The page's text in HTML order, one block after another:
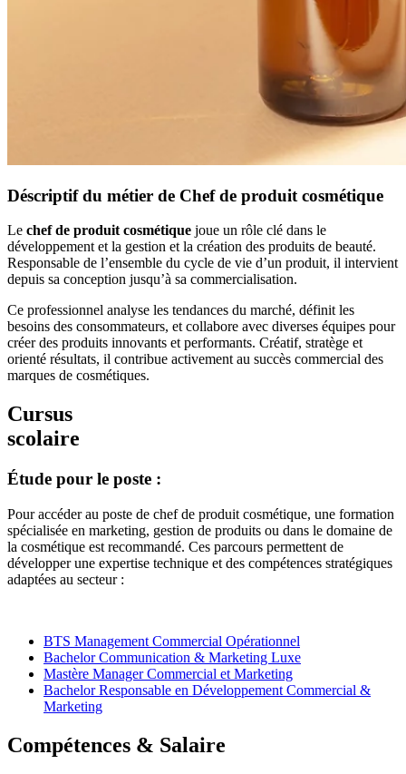
Déscriptif du métier de Chef de produit cosmétique
Le chef de produit cosmétique joue un rôle clé dans le
développement et la gestion et la création des produits de beauté.
Responsable de l’ensemble du cycle de vie d’un produit, il intervient
depuis sa conception jusqu’à sa commercialisation.
Ce professionnel analyse les tendances du marché, définit les
besoins des consommateurs, et collabore avec diverses équipes pour
créer des produits innovants et performants. Créatif, stratège et
orienté résultats, il contribue activement au succès commercial des
marques de cosmétiques.
Cursus
scolaire
Étude pour le poste :
Pour accéder au poste de chef de produit cosmétique, une formation
spécialisée en marketing, gestion de produits ou dans le domaine de
la cosmétique est recommandé. Ces parcours permettent de
développer une expertise technique et des compétences stratégiques
adaptées au secteur :
BTS Management Commercial Opérationnel
Bachelor Communication & Marketing Luxe
Mastère Manager Commercial et Marketing
Bachelor Responsable en Développement Commercial &
Marketing
Compétences & Salaire